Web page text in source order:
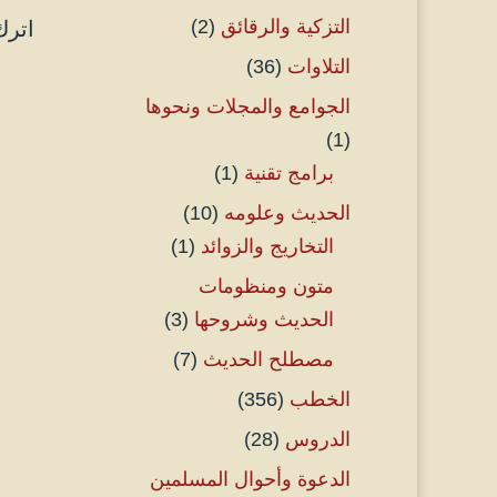
التزكية والرقائق (2)
التلاوات (36)
الجوامع والمجلات ونحوها
(1)
برامج تقنية (1)
الحديث وعلومه (10)
التخاريج والزوائد (1)
متون ومنظومات
الحديث وشروحها (3)
مصطلح الحديث (7)
الخطب (356)
الدروس (28)
الدعوة وأحوال المسلمين